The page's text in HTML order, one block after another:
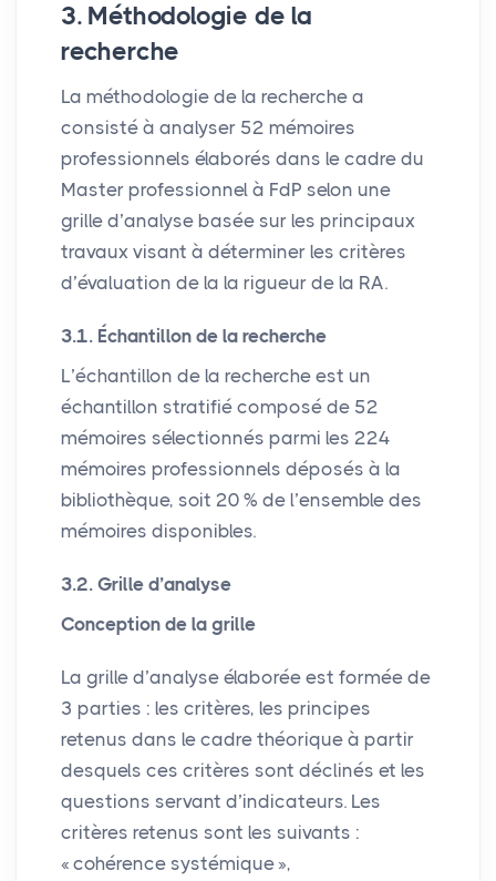
3. Méthodologie de la
recherche
La méthodologie de la recherche a
consisté à analyser 52 mémoires
professionnels élaborés dans le cadre du
Master professionnel à FdP selon une
grille d’analyse basée sur les principaux
travaux visant à déterminer les critères
d’évaluation de la la rigueur de la RA.
3.1. Échantillon de la recherche
L’échantillon de la recherche est un
échantillon stratifié composé de 52
mémoires sélectionnés parmi les 224
mémoires professionnels déposés à la
bibliothèque, soit 20 % de l’ensemble des
mémoires disponibles.
3.2. Grille d’analyse
Conception de la grille
La grille d’analyse élaborée est formée de
3 parties : les critères, les principes
retenus dans le cadre théorique à partir
desquels ces critères sont déclinés et les
questions servant d’indicateurs. Les
critères retenus sont les suivants :
« cohérence systémique »,